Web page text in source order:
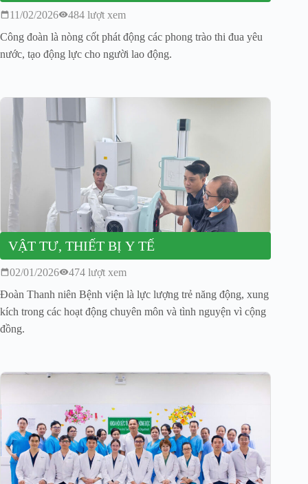
11/02/2026
484 lượt xem
Công đoàn là nòng cốt phát động các phong trào thi đua yêu
nước, tạo động lực cho người lao động.
VẬT TƯ, THIẾT BỊ Y TẾ
02/01/2026
474 lượt xem
Đoàn Thanh niên Bệnh viện là lực lượng trẻ năng động, xung
kích trong các hoạt động chuyên môn và tình nguyện vì cộng
đồng.